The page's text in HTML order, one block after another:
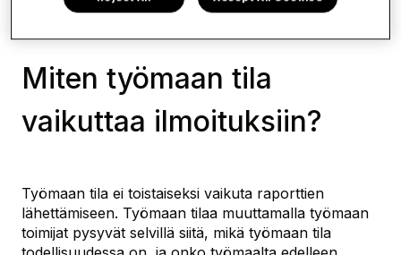
Miten työmaan tila
vaikuttaa ilmoituksiin?
Työmaan tila ei toistaiseksi vaikuta raporttien
lähettämiseen. Työmaan tilaa muuttamalla työmaan
toimijat pysyvät selvillä siitä, mikä työmaan tila